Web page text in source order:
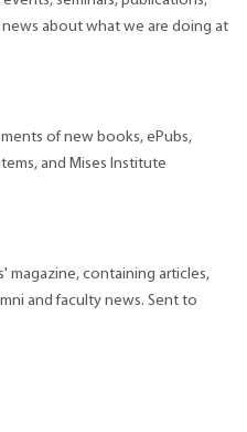
about what we are doing at
of new books, ePubs,
and Mises Institute
magazine, containing articles,
and faculty news. Sent to